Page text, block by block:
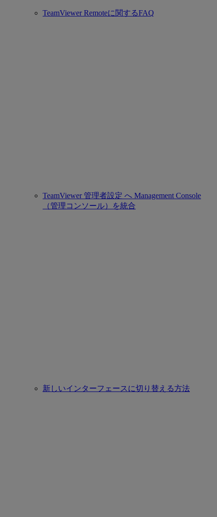
TeamViewer Remoteに関するFAQ
TeamViewer 管理者設定 へ Management Console
（管理コンソール）を統合
新しいインターフェースに切り替える方法